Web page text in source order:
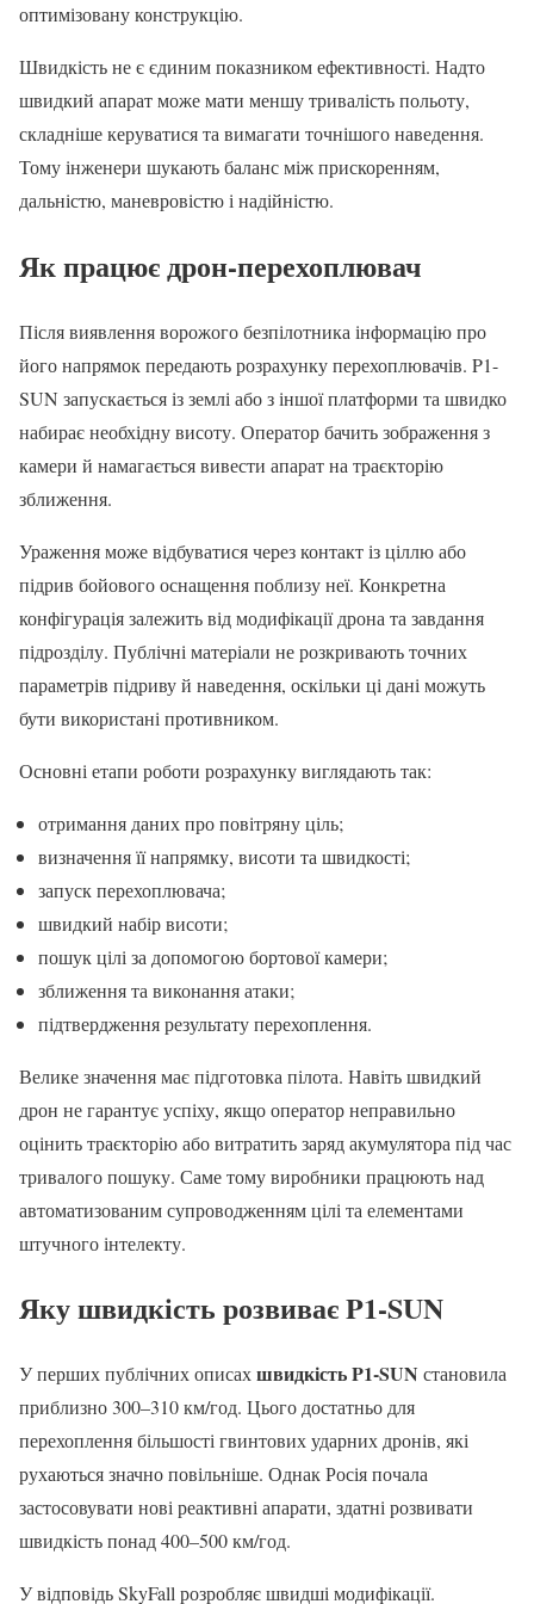
оптимізовану конструкцію.
Швидкість не є єдиним показником ефективності. Надто
швидкий апарат може мати меншу тривалість польоту,
складніше керуватися та вимагати точнішого наведення.
Тому інженери шукають баланс між прискоренням,
дальністю, маневровістю і надійністю.
Як працює дрон-перехоплювач
Після виявлення ворожого безпілотника інформацію про
його напрямок передають розрахунку перехоплювачів. P1-
SUN запускається із землі або з іншої платформи та швидко
набирає необхідну висоту. Оператор бачить зображення з
камери й намагається вивести апарат на траєкторію
зближення.
Ураження може відбуватися через контакт із ціллю або
підрив бойового оснащення поблизу неї. Конкретна
конфігурація залежить від модифікації дрона та завдання
підрозділу. Публічні матеріали не розкривають точних
параметрів підриву й наведення, оскільки ці дані можуть
бути використані противником.
Основні етапи роботи розрахунку виглядають так:
отримання даних про повітряну ціль;
визначення її напрямку, висоти та швидкості;
запуск перехоплювача;
швидкий набір висоти;
пошук цілі за допомогою бортової камери;
зближення та виконання атаки;
підтвердження результату перехоплення.
Велике значення має підготовка пілота. Навіть швидкий
дрон не гарантує успіху, якщо оператор неправильно
оцінить траєкторію або витратить заряд акумулятора під час
тривалого пошуку. Саме тому виробники працюють над
автоматизованим супроводженням цілі та елементами
штучного інтелекту.
Яку швидкість розвиває P1-SUN
У перших публічних описахшвидкість P1-SUN становила
приблизно 300–310 км/год. Цього достатньо для
перехоплення більшості гвинтових ударних дронів, які
рухаються значно повільніше. Однак Росія почала
застосовувати нові реактивні апарати, здатні розвивати
швидкість понад 400–500 км/год.
У відповідь SkyFall розробляє швидші модифікації.